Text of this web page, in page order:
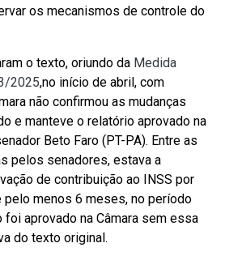
os mecanismos de controle do
o texto, oriundo da Medida
2025,no início de abril, com
não confirmou as mudanças
e manteve o relatório aprovado na
Beto Faro (PT-PA). Entre as
pelos senadores, estava a
de contribuição ao INSS por
pelo menos 6 meses, no período
aprovado na Câmara sem essa
do texto original.